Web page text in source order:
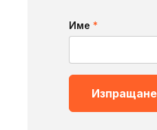
Име *